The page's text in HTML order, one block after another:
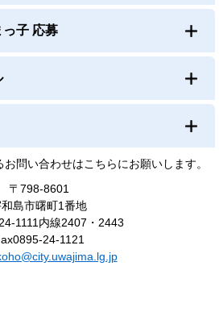
子 応募
お問い合わせはこちらにお願いします。
〒798-8601
島市曙町1番地
1111内線2407・2443
24-1121